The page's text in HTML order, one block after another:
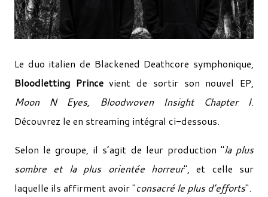
Le duo italien de Blackened Deathcore symphonique,
Bloodletting Princevient de sortir son nouvel EP,
Moon N Eyes, Bloodwoven Insight Chapter I.
Découvrez le en streaming intégral ci-dessous.
Selon le groupe, il s’agit de leur production "la plus
sombre et la plus orientée horreur", et celle sur
laquelle ils affirment avoir "consacré le plus d’efforts".